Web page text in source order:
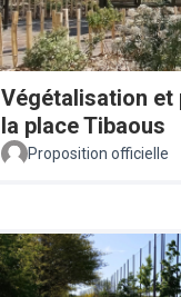
Végétalisation et
la place Tibaous
Proposition officielle